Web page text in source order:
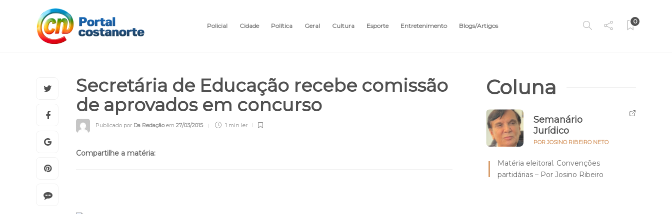
Policial Cidade Política Geral Cultura Esporte Entretenimento Blogs/Artigos
0
Secretária de Educação recebe comissão
de aprovados em concurso
Publicado por Da Redaçãoem 27/03/2015 1 min ler
Compartilhe a matéria:
Coluna
Semanário
Jurídico
POR JOSINO RIBEIRO NETO
Matéria eleitoral. Convenções
partidárias – Por Josino Ribeiro